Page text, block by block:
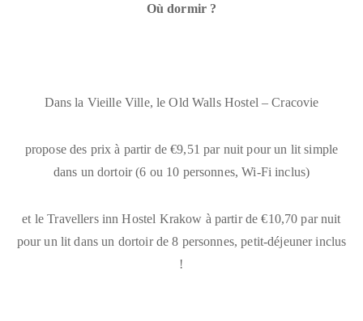
Où dormir ?
Dans la Vieille Ville, leOld Walls Hostel – Cracovie
propose des prix à partir de €9,51 par nuit pour un lit simple
dans un dortoir (6 ou 10 personnes, Wi-Fi inclus)
et le Travellers inn Hostel Krakow à partir de €10,70 par nuit
pour un lit dans un dortoir de 8 personnes, petit-déjeuner inclus
!